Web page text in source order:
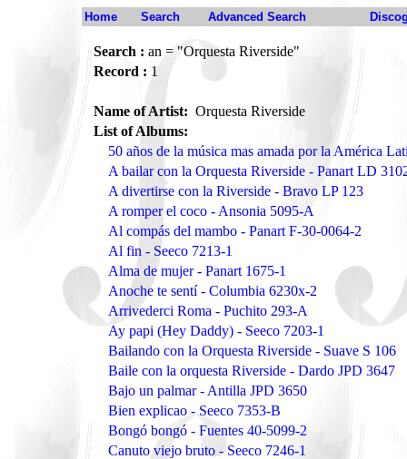
Home Search Advanced Search
Search : an = "Orquesta Riverside"
Record : 1
Name of Artist: Orquesta Riverside
List of Albums:
50 años de la música mas amada por la América
A bailar con la Orquesta Riverside - Panart LD
A divertirse con la Riverside - Bravo LP 123
A romper el coco - Ansonia 5095-A
Al compás del mambo - Panart F-30-0064-2
Al fin - Seeco 7213-1
Alma de mujer - Panart 1675-1
Anoche te sentí - Columbia 6230x-2
Arrivederci Roma - Puchito 293-A
Ay papi (Hey Daddy) - Seeco 7203-1
Bailando con la Orquesta Riverside - Suave S 106
Baile con la orquesta Riverside - Dardo JPD 3647
Bajo un palmar - Antilla JPD 3650
Bien explicao - Seeco 7353-B
Bongó bongó - Fuentes 40-5099-2
Canuto viejo bruto - Seeco 7246-1